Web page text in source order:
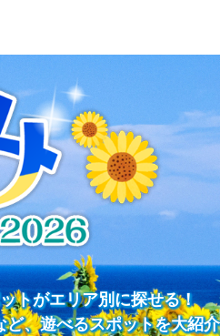
トがエリア別に探せる！
、遊べるスポットを大紹